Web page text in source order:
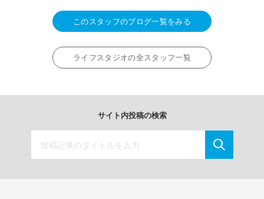
このスタッフのブログ一覧をみる
ライフスタジオの全スタッフ一覧
サイト内投稿の検索